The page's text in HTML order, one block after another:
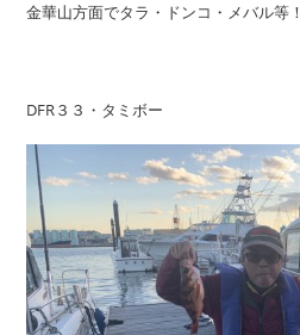
金華山方面でタラ・ドンコ・メバル等！
DFR３３・タミボー